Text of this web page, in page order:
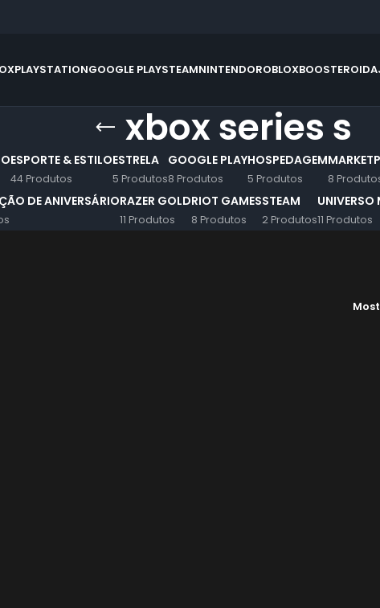
PLAYSTATIONGOOGLE PLAYSTEAMNINTENDOROBLOXBOOSTEROID
xbox series s
ESPORTE & ESTILO
44 Produtos
ESTRELA
5 Produtos
GOOGLE PLAY
8 Produtos
HOSPEDAGEM
5 Produtos 8
DE ANIVERSÁRIORAZER GOLD
11 Produtos
RIOT GAMES
8 Produtos
STEAM
2 Produtos
UNIVERSO
11 Produtos